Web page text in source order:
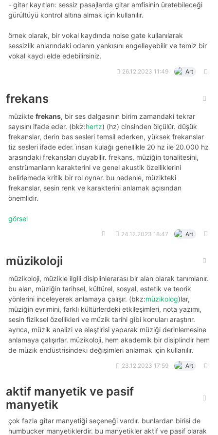
- gitar kayıtları: sessiz pasajlarda gitar amfisinin üretebileceği
gürültüyü kontrol altına almak için kullanılır.
örnek olarak, bir vokal kaydında noise gate kullanılarak
sessizlik anlarındaki odanın yankısını engelleyebilir ve temiz bir
vokal kaydı elde edebilirsiniz.
26.12.2023 11:49 Art
frekans
müzikte frekans, bir ses dalgasının birim zamandaki tekrar
sayısını ifade eder. (bkz:hertz) (hz) cinsinden ölçülür. düşük
frekanslar, derin bas sesleri temsil ederken, yüksek frekanslar
tiz sesleri ifade eder. i̇nsan kulağı genellikle 20 hz ile 20.000 hz
arasındaki frekansları duyabilir. frekans, müziğin tonalitesini,
enstrümanların karakterini ve genel akustik özelliklerini
belirlemede kritik bir rol oynar. bu nedenle, müzikteki
frekanslar, sesin renk ve karakterini anlamak açısından
önemlidir.
görsel
24.12.2023 18:47 Art
müzikoloji
müzikoloji, müzikle ilgili disiplinlerarası bir alan olarak tanımlanır.
bu alan, müziğin tarihsel, kültürel, sosyal, estetik ve teorik
yönlerini inceleyerek anlamaya çalışır. (bkz:müzikolog)lar,
müziğin evrimini, farklı kültürlerdeki etkileşimleri, nota yazımı,
sesin fiziksel özellikleri ve müzik tarihi gibi konuları araştırır.
ayrıca, müzik analizi ve eleştirisi yaparak müziği derinlemesine
anlamaya çalışırlar. müzikoloji, hem akademik bir disiplindir hem
de müzik endüstrisindeki değişimleri anlamak için kullanılır.
23.12.2023 17:59 Art
aktif manyetik ve pasif
manyetik
çok fazla gitar manyetiği seçeneği vardır. bunlardan birisi de
humbucker manyetiklerdir. bu manyetikler aktif ve pasif olarak